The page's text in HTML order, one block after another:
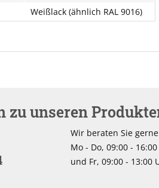
Weißlack (ähnlich RAL 9016)
zu unseren
Wir beraten Sie
Mo - Do, 09:00 -
und Fr, 09:00 - 13:00